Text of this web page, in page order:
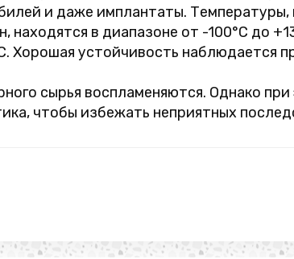
и даже имплантаты.
находятся в диапазоне от -100°C до
Хорошая устойчивость наблюдается
сырья воспламеняются. Однако
чтобы избежать неприятных